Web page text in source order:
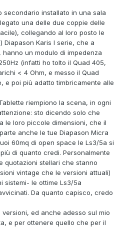
secondario installato in una sala
una delle due coppie delle
collegando al loro posto le
Diapason Karis I serie, che a
un modulo di impedenza
(infatti ho tolto il Quad 405,
< 4 Ohm, e messo il Quad
e poi più adatto timbricamente alle
riempiono la scena, in ogni
sto dicendo solo che
le loro piccole dimensioni, che il
anche le tue Diapason Micra
60mq di open space le Ls3/5a si
di quanto credi. Personalmente
quotazioni stellari che stanno
vintage che le versioni attuali)
sistemi- le ottime Ls3/5a
Da quanto capisco, credo
versioni, ed anche adesso sul mio
e per ottenere quello che per il